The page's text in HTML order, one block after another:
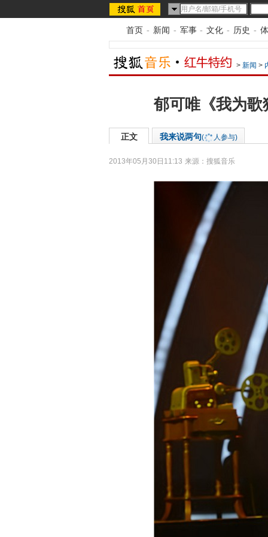
首页 - 新闻 - 军事 - 文化 - 历史 -
> 新闻 >
郁可唯《我为歌
正文 我来说两句( 人参与)
2013年05月30日11:13 来源： 搜狐音乐